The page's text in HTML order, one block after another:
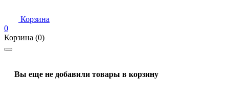
Корзина
0
Корзина (0)
Вы еще не добавили товары в корзину